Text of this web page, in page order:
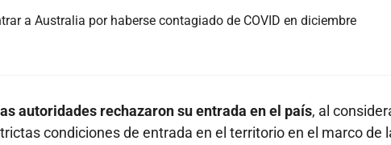
a Australia por haberse contagiado de COVID en diciembre
as autoridades rechazaron su entrada en el país, al
condiciones de entrada en el territorio en el marco de